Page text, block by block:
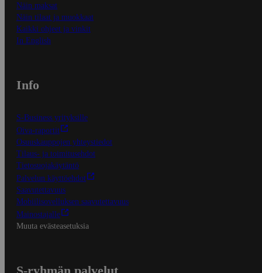
Näin maksat
Näin tilaat ja muokkaat
Kaikki ohjeet ja vinkit
In English
Info
S-Business yrityksille
Oiva-raportit
Osuuskauppojen yhteystiedot
Tilaus- ja toimitusehdot
Tietosuojakäytäntö
Palvelun käyttöehdot
Saavutettavuus
Mobiilisovelluksen saavutettavuus
Mainostajalle
Muuta evästeasetuksia